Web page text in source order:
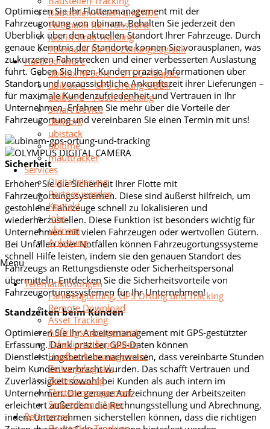
Baustellen Assets und RDL
Telematik für Transporte
Just in Time Tracking
Telematik für die Zeitungslogistik
Hard/Software
ubibox M Serie – DTCO Adapter
ubibox C – GPS Ortung OBDII
ubibox L – Asset Tracking
Smart Device
ubiwork
ubistack
ubitime
mauttracker
Services
Digitalisierung
Partner werden
Kontakt
Jobs
ubinam
Anleitung
Menu
Telematiklösungen
Fahrzeugortung, GPS Ortung und Tracking
Remote Download
Asset Tracking
Auftragsmanagement
Fahrdienstdisposition
Haufwerksmanagement
Zeitungslogistik
Zeiterfassung
Flottenmanagement
Smartphone Apps
Referenzen
Optimieren Sie Ihr Flottenmanagement mit der
Fahrzeugortung von ubinam. Behalten Sie jederzeit den
Überblick über den aktuellen Standort Ihrer Fahrzeuge. Durch
genaue Kenntnis der Standorte können Sie vorausplanen, was
zu kürzeren Fahrstrecken und einer verbesserten Auslastung
führt. Geben Sie Ihren Kunden präzise Informationen über
Standort und voraussichtliche Ankunftszeit ihrer Lieferungen –
für maximale Kundenzufriedenheit und Vertrauen in Ihr
Unternehmen. Erfahren Sie mehr über die Vorteile der
Fahrzeugortung und vereinbaren Sie einen Termin mit uns!
Sicherheit
Erhöhen Sie die Sicherheit Ihrer Flotte mit
Fahrzeugortungssystemen. Diese sind äußerst hilfreich, um
gestohlene Fahrzeuge schnell zu lokalisieren und
wiederherzustellen. Diese Funktion ist besonders wichtig für
Unternehmen mit vielen Fahrzeugen oder wertvollen Gütern.
Bei Unfällen oder Notfällen können Fahrzeugortungssysteme
schnell Hilfe leisten, indem sie den genauen Standort des
Fahrzeugs an Rettungsdienste oder Sicherheitspersonal
übermitteln. Entdecken Sie die Sicherheitsvorteile von
Fahrzeugortungssystemen für Ihr Unternehmen!
Standzeiten beim Kunden
Optimieren Sie Ihr Arbeitsmanagement mit GPS-gestützter
Erfassung. Dank präziser GPS-Daten können
Dienstleistungsbetriebe nachweisen, dass vereinbarte Stunden
beim Kunden verbracht wurden. Das schafft Vertrauen und
Zuverlässigkeit sowohl bei Kunden als auch intern im
Unternehmen. Die genaue Aufzeichnung der Arbeitszeiten
erleichtert außerdem die Rechnungsstellung und Abrechnung,
indem Unternehmen sicherstellen können, dass die richtigen